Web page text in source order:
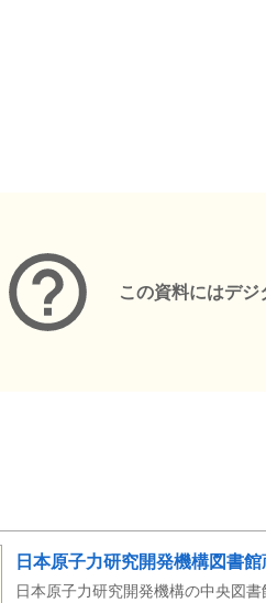
この資料にはデジ
日本原子力研究開発機構図書館
日本原子力研究開発機構の中央図